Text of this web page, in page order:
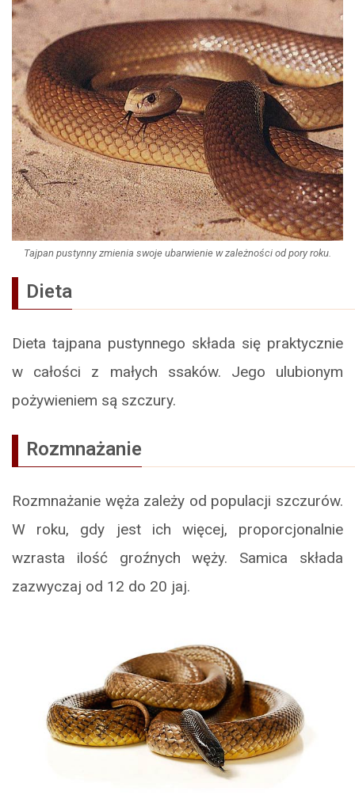
Tajpan pustynny zmienia swoje ubarwienie w zależności od pory roku.
Dieta
Dieta tajpana pustynnego składa się praktycznie
w całości z małych ssaków. Jego ulubionym
pożywieniem są szczury.
Rozmnażanie
Rozmnażanie węża zależy od populacji szczurów.
W roku, gdy jest ich więcej, proporcjonalnie
wzrasta ilość groźnych węży. Samica składa
zazwyczaj od 12 do 20 jaj.